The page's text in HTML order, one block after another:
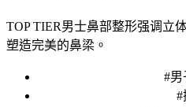
TOP TIER男士鼻部整形强调立
塑造完美的鼻梁。
#男
#